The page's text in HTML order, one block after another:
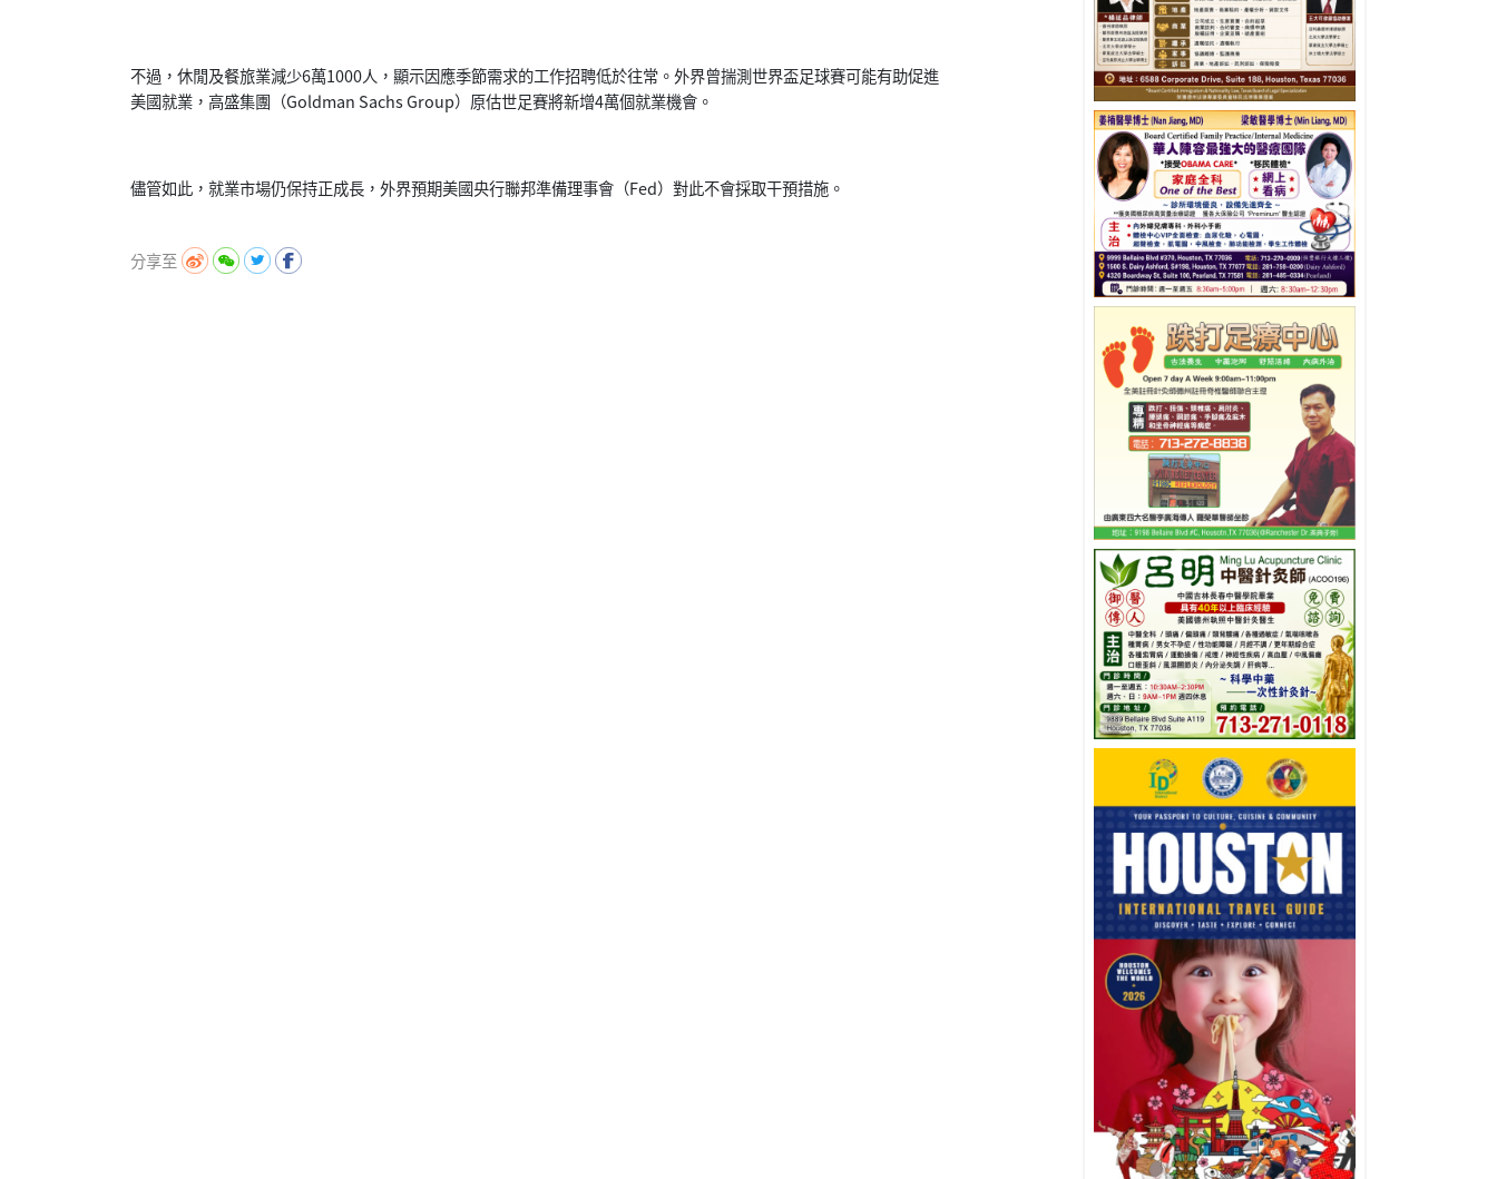
不過，休閒及餐旅業減少6萬1000人， 顯示因應季節需求的工作招聘低於往常。外界曾揣測世界盃足球賽可能有助促進
美國就業，高盛集團（Goldman Sachs Group）原估世足賽將新增4萬個就業機會。
儘管如此，就業市場仍保持正成長， 外界預期美國央行聯邦準備理事會（Fed） 對此不會採取干預措施。
分享至